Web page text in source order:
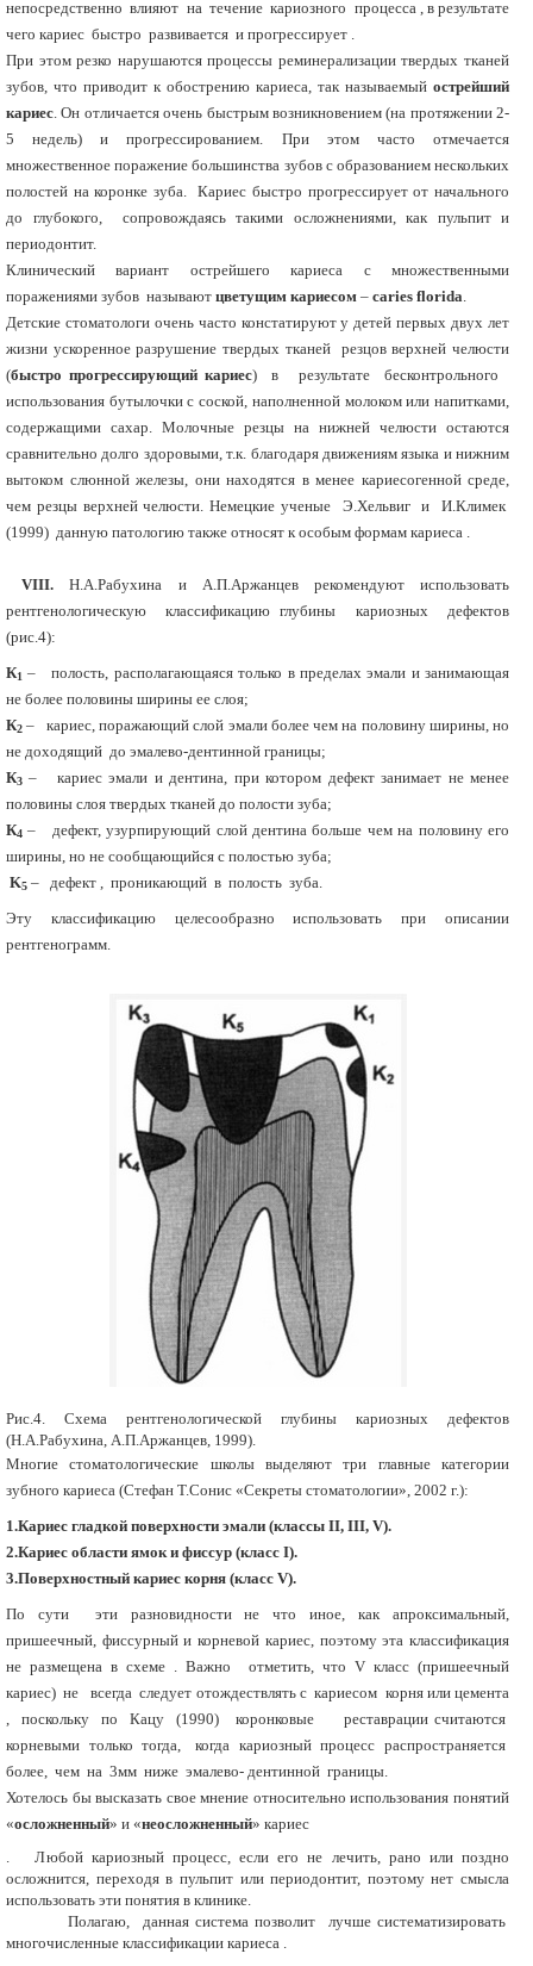
непосредственно влияют на течение кариозного процесса , в результате
чего кариес быстро развивается и прогрессирует .
При этом резко нарушаются процессы реминерализации твердых тканей
зубов, что приводит к обострению кариеса, так называемый острейший
кариес . Он отличается очень быстрым возникновением (на протяжении 2-
5 недель) и прогрессированием. При этом часто отмечается
множественное поражение большинства зубов с образованием нескольких
полостей на коронке зуба. Кариес быстро прогрессирует от начального
до глубокого, сопровождаясь такими осложнениями, как пульпит и
периодонтит.
Клинический вариант острейшего кариеса с множественными
поражениями зубов называют цветущим кариесом – caries florida
Детские стоматологи очень часто констатируют у детей первых двух лет
жизни ускоренное разрушение твердых тканей резцов верхней челюсти
(быстро прогрессирующий кариес) в результате бесконтрольного
использования бутылочки с соской, наполненной молоком или напитками,
содержащими сахар. Молочные резцы на нижней челюсти остаются
сравнительно долго здоровыми, т.к. благодаря движениям языка и нижним
вытоком слюнной железы, они находятся в менее кариесогенной среде,
чем резцы верхней челюсти. Немецкие ученые Э.Хельвиг и И.Климек
(1999) данную патологию также относят к особым формам кариеса .
VIII. Н.А.Рабухина и А.П.Аржанцев рекомендуют использовать
рентгенологическую классификацию глубины кариозных дефектов
(рис.4):
К1 – полость, располагающаяся только в пределах эмали и занимающая
не более половины ширины ее слоя;
К2 – кариес, поражающий слой эмали более чем на половину ширины, но
не доходящий до эмалево-дентинной границы;
К3 – кариес эмали и дентина, при котором дефект занимает не менее
половины слоя твердых тканей до полости зуба;
К4 – дефект, узурпирующий слой дентина больше чем на половину его
ширины, но не сообщающийся с полостью зуба;
K5 – дефект , проникающий в полость зуба.
Эту классификацию целесообразно использовать при описании
рентгенограмм.
Рис.4. Схема рентгенологической глубины кариозных дефектов
(Н.А.Рабухина, А.П.Аржанцев, 1999).
Многие стоматологические школы выделяют три главные категории
зубного кариеса (Стефан Т.Сонис «Секреты стоматологии», 2002 г.):
1.Кариес гладкой поверхности эмали (классы II, III, V).
2.Кариес области ямок и фиссур (класс I).
3.Поверхностный кариес корня (класс V).
По сути эти разновидности не что иное, как апроксимальный,
пришеечный, фиссурный и корневой кариес, поэтому эта классификация
не размещена в схеме . Важно отметить, что V класс (пришеечный
кариес) не всегда следует отождествлять с кариесом корня или цемента
, поскольку по Кацу (1990) коронковые реставрации считаются
корневыми только тогда, когда кариозный процесс распространяется
более, чем на 3мм ниже эмалево- дентинной границы.
Хотелось бы высказать свое мнение относительно использования понятий
«осложненный» и «неосложненный» кариес
. Любой кариозный процесс, если его не лечить, рано или поздно
осложнится, переходя в пульпит или периодонтит, поэтому нет смысла
использовать эти понятия в клинике.
Полагаю, данная система позволит лучше систематизировать
многочисленные классификации кариеса .